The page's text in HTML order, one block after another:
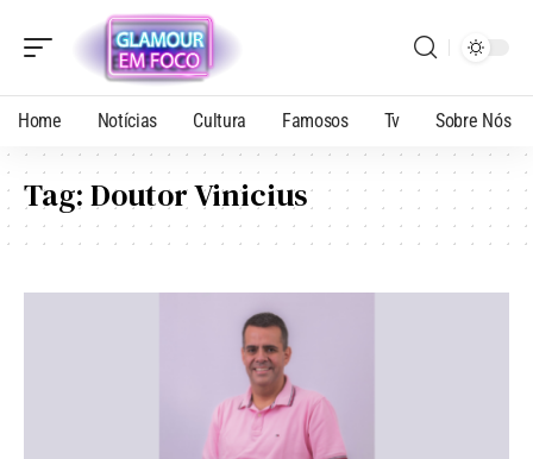
Home Notícias Cultura Famosos Tv Sobre Nós
Tag:Doutor Vinicius